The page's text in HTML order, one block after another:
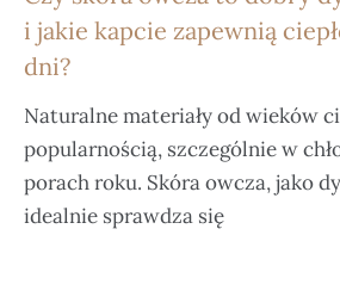
i jakie kapcie zapewnią
dni?
Naturalne materiały od wieków
popularnością, szczególnie w
porach roku. Skóra owcza, jako
idealnie sprawdza się